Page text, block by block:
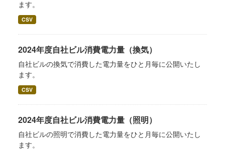
ます。
CSV
2024年度自社ビル消費電力量（換気）
自社ビルの換気で消費した電力量をひと月毎に公開いたし
ます。
CSV
2024年度自社ビル消費電力量（照明）
自社ビルの照明で消費した電力量をひと月毎に公開いたし
ます。